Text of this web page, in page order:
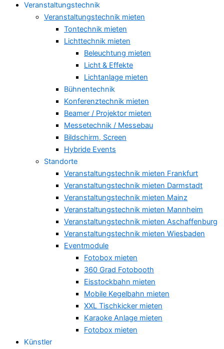
Veranstaltungstechnik
Veranstaltungstechnik mieten
Tontechnik mieten
Lichttechnik mieten
Beleuchtung mieten
Licht & Effekte
Lichtanlage mieten
Bühnentechnik
Konferenztechnik mieten
Beamer / Projektor mieten
Messetechnik / Messebau
Bildschirm, Screen
Hybride Events
Standorte
Veranstaltungstechnik mieten Frankfurt
Veranstaltungstechnik mieten Darmstadt
Veranstaltungstechnik mieten Mainz
Veranstaltungstechnik mieten Mannheim
Veranstaltungstechnik mieten Aschaffenburg
Veranstaltungstechnik mieten Wiesbaden
Eventmodule
Fotobox mieten
360 Grad Fotobooth
Eisstockbahn mieten
Mobile Kegelbahn mieten
XXL Tischkicker mieten
Karaoke Anlage mieten
Fotobox mieten
Künstler